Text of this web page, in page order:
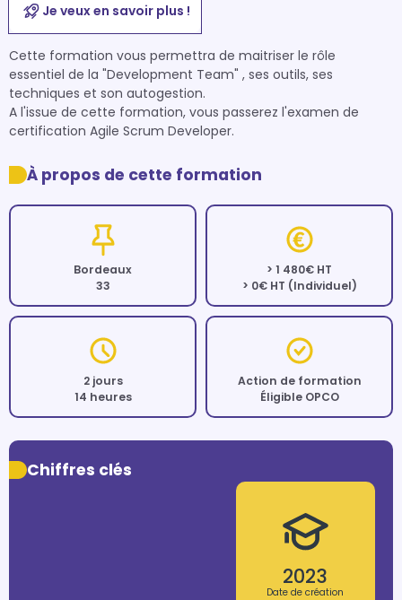
Je veux en savoir plus !
Cette formation vous permettra de maitriser le rôle
essentiel de la "Development Team" , ses outils, ses
techniques et son autogestion.
A l'issue de cette formation, vous passerez l'examen de
certification Agile Scrum Developer.
À propos de cette formation
Bordeaux
33
> 1 480€ HT
> 0€ HT (Individuel)
2 jours
14 heures
Action de formation
Éligible OPCO
Chiffres clés
2023
Date de création